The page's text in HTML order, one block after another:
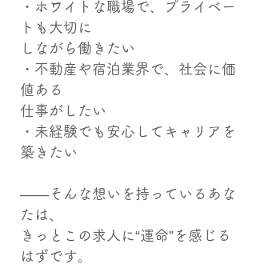
・ホワイトな職場で、プライベー
トも大切に
しながら働きたい
・不動産や宿泊業界で、社会に価
値ある
仕事がしたい
・未経験でも安心してキャリアを
築きたい
――そんな想いを持っているあな
たは、
きっとこの求人に“運命”を感じる
はずです。